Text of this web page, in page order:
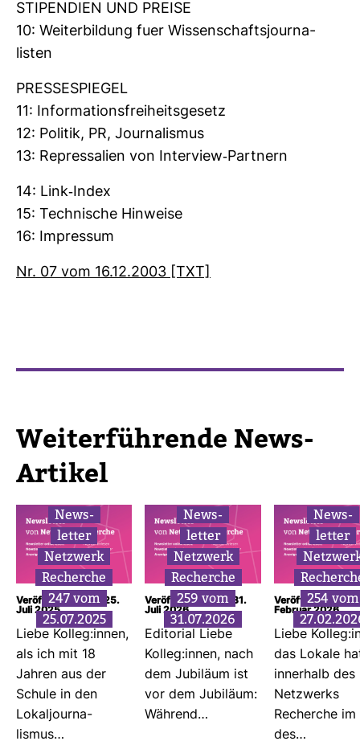
STI­PEN­DIEN UND PREISE
10: Wei­ter­bil­dung fuer Wis­sen­schafts­jour­na­
listen
PRES­SE­SPIEGEL
11: Infor­ma­ti­ons­frei­heits­ge­setz
12: Politik, PR, Jour­na­lismus
13: Repres­sa­lien von Inter­view-​Part­nern
14: Link-​Index
15: Tech­ni­sche Hin­weise
16: Impressum
Nr. 07 vom 16.12.2003 [TXT]
Wei­ter­füh­rende News-​
Artikel
News­
letter
Netz­werk
Recherche
247 vom
25.07.2025
Veröffentlicht am: 25.
Juli 2025
Liebe Kolleg:innen,
als ich mit 18
Jahren aus der
Schule in den
Lokal­jour­na­
lismus…
News­
letter
Netz­werk
Recherche
259 vom
31.07.2026
Veröffentlicht am: 31.
Juli 2026
Edi­to­rial Liebe
Kolleg:innen, nach
dem Jubi­läum ist
vor dem Jubi­läum:
Wäh­rend…
News­
letter
254 vom
Veröffentlicht am:
Februar 2026
Liebe
das Lokale
inner­halb des
Netz­werks
Recherche im
des…